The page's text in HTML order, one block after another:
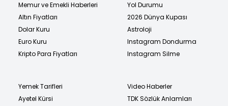
Memur ve Emekli Haberleri
Altın Fiyatları
Dolar Kuru
Euro Kuru
Kripto Para Fiyatları
Yol Durumu
2026 Dünya Kupası
Astroloji
Instagram Dondurma
Instagram Silme
Yemek Tarifleri
Ayetel Kürsi
Video Haberler
TDK Sözlük Anlamları